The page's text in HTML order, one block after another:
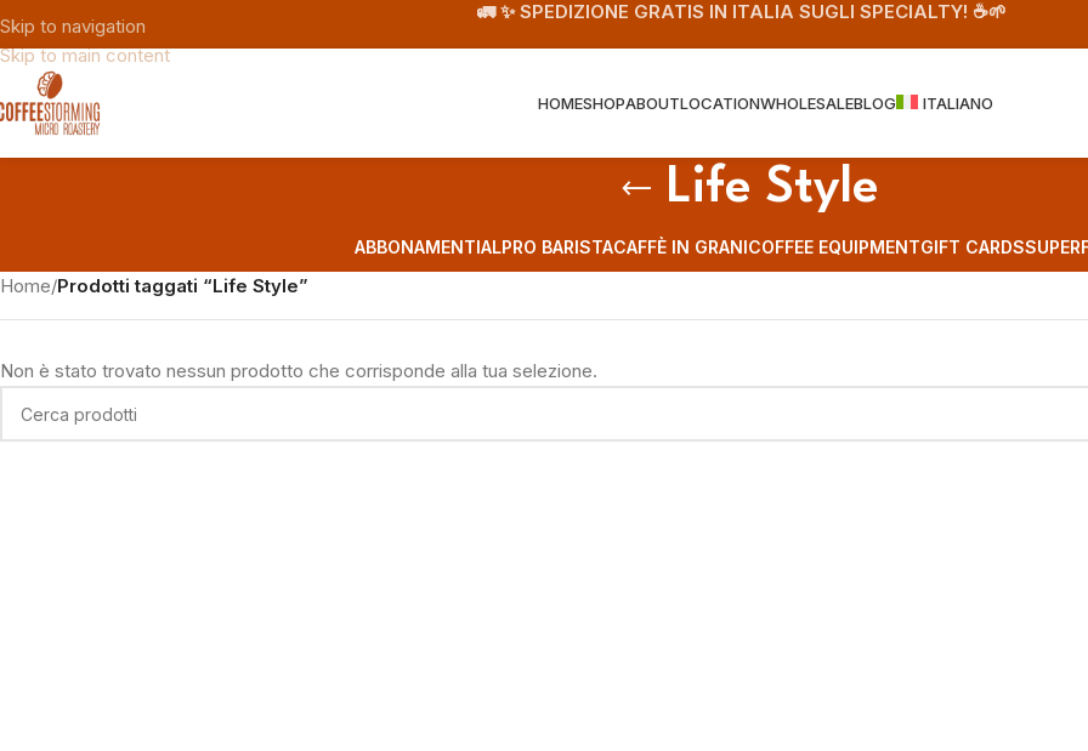
Skip to navigation
Skip to main content
🚛 ✨ SPEDIZIONE GRATIS IN ITALIA SUGLI SPECIALTY! ☕️🌱
HOMESHOPABOUTLOCATIONWHOLESALEBLOG ITALIANO
Life Style
ABBONAMENTIALPRO BARISTACAFFÈ IN GRANICOFFEE EQUIPMENTGIFT CARDS
Home/Prodotti taggati “Life Style”
Non è stato trovato nessun prodotto che corrisponde alla tua selezione.